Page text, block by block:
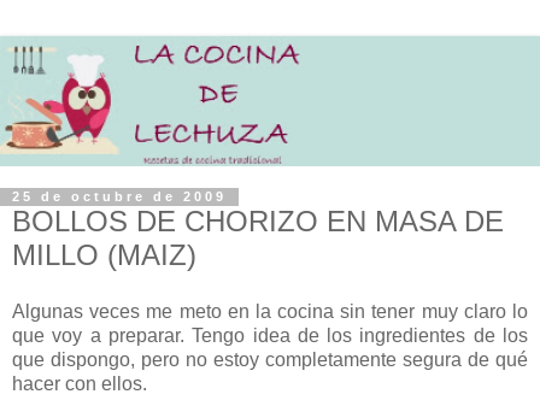
25 de octubre de 2009
BOLLOS DE CHORIZO EN MASA DE
MILLO (MAIZ)
Algunas veces me meto en la cocina sin tener muy claro lo
que voy a preparar. Tengo idea de los ingredientes de los
que dispongo, pero no estoy completamente segura de qué
hacer con ellos.